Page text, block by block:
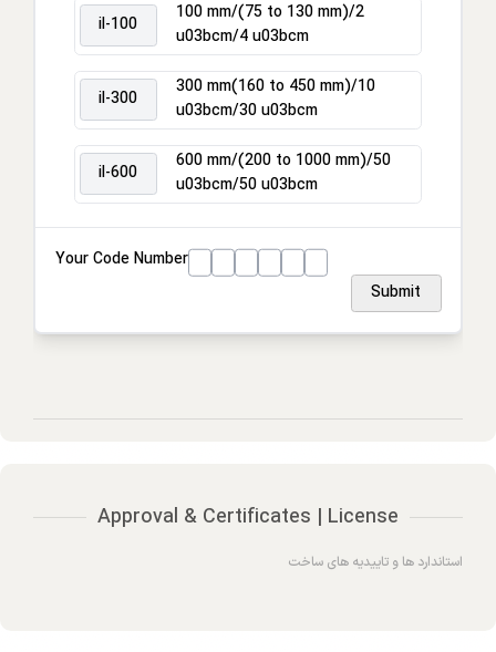
il-100
100 mm/(75 to 130 mm)/2
u03bcm/4 u03bcm
il-300
300 mm(160 to 450 mm)/10
u03bcm/30 u03bcm
il-600
600 mm/(200 to 1000 mm)/50
u03bcm/50 u03bcm
Your Code Number
Submit
Approval & Certificates | License
استاندارد ها و تاییدیه های ساخت